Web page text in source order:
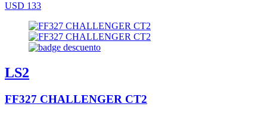
USD 133
LS2
FF327 CHALLENGER CT2